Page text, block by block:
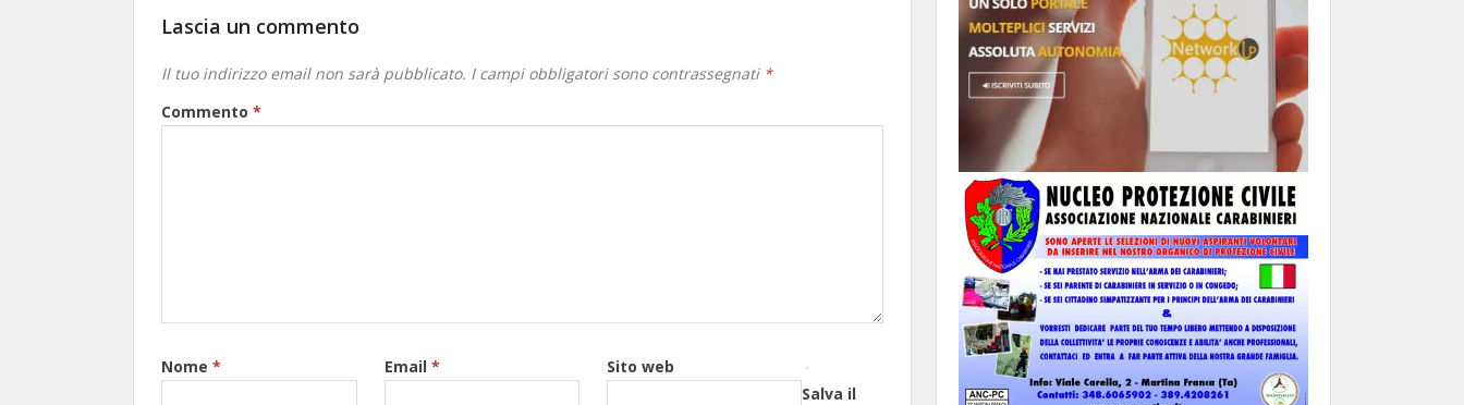
Lascia un commento
Il tuo indirizzo email non sarà pubblicato. I campi obbligatori sono contrassegnati *
Commento *
Nome * Email *
Sito web
Salva il